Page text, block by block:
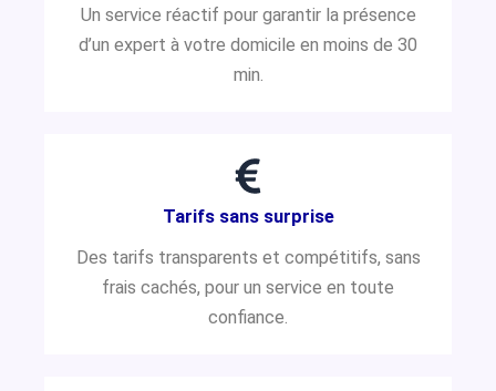
Un service réactif pour garantir la présence
d’un expert à votre domicile en moins de 30
min.
Tarifs sans surprise
Des tarifs transparents et compétitifs, sans
frais cachés, pour un service en toute
confiance.